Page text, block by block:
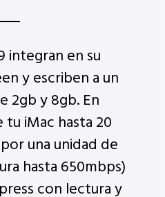
integran en su
y escriben a un
2gb y 8gb. En
iMac hasta 20
una unidad de
hasta 650mbps)
con lectura y